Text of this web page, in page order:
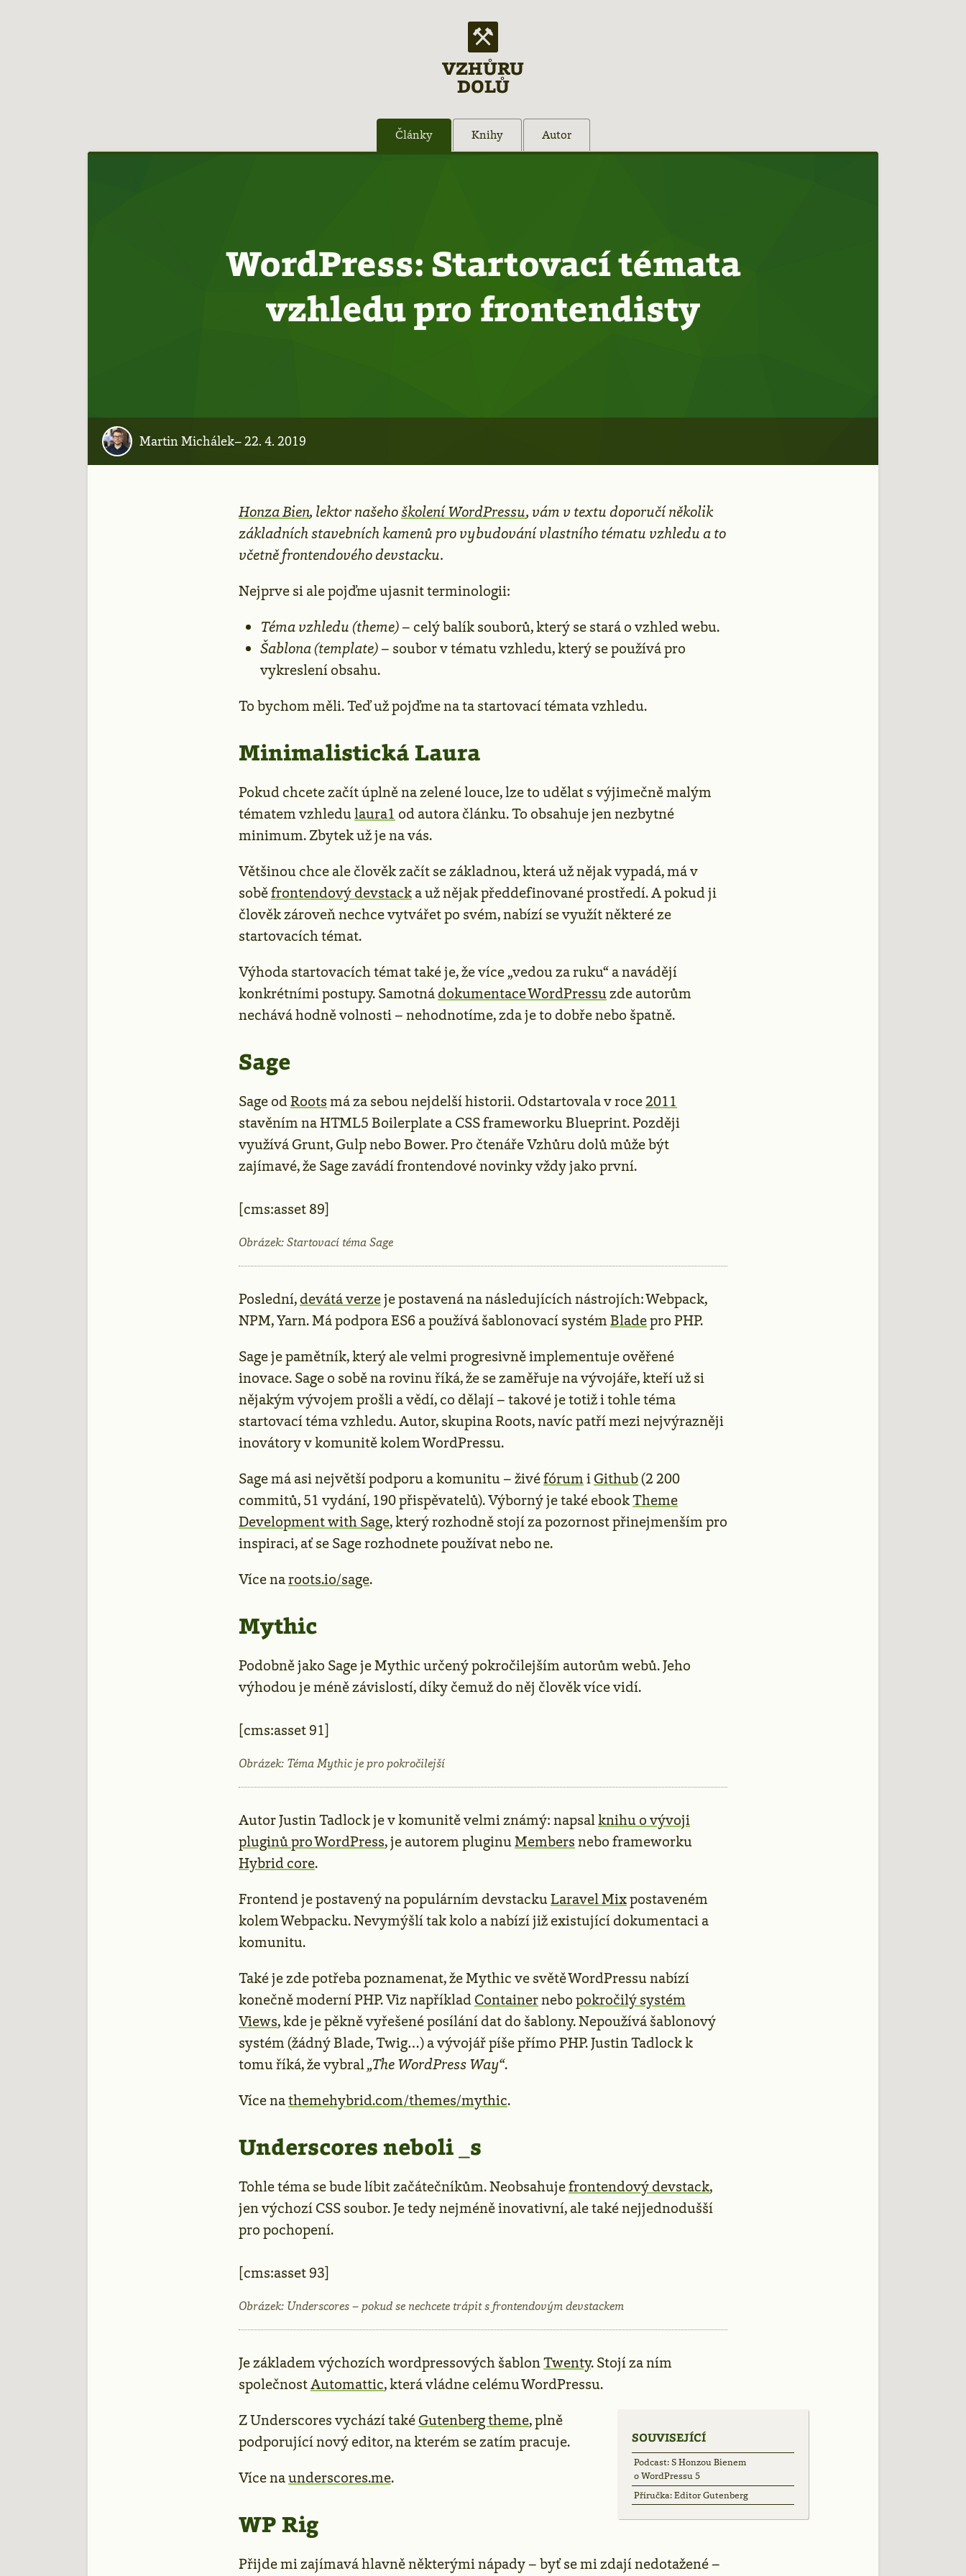
VZHŮRU
DOLŮ
Články Knihy Autor
WordPress: Startovací témata
vzhledu pro frontendisty
Martin Michálek–22. 4. 2019
Honza Bien, lektor našehoškolení WordPressu, vám v textu doporučí několik
základních stavebních kamenů pro vybudování vlastního tématu vzhledu a to
včetně frontendového devstacku.
Nejprve si ale pojďme ujasnit terminologii:
Téma vzhledu (theme)– celý balík souborů, který se stará o vzhled webu.
Šablona (template)– soubor v tématu vzhledu, který se používá pro
vykreslení obsahu.
To bychom měli. Teď už pojďme na ta startovací témata vzhledu.
Minimalistická Laura
Pokud chcete začít úplně na zelené louce, lze to udělat s výjimečně malým
tématem vzhledulaura1 od autora článku. To obsahuje jen nezbytné
minimum. Zbytek už je na vás.
Většinou chce ale člověk začít se základnou, která už nějak vypadá, má v
soběfrontendový devstacka už nějak předdefinované prostředí. A pokud ji
člověk zároveň nechce vytvářet po svém, nabízí se využít některé ze
startovacích témat.
Výhoda startovacích témat také je, že více „vedou za ruku“ a navádějí
konkrétními postupy. Samotnádokumentace WordPressuzde autorům
nechává hodně volnosti – nehodnotíme, zda je to dobře nebo špatně.
Sage
Sage odRootsmá za sebou nejdelší historii. Odstartovala v roce2011
stavěním na HTML5 Boilerplate a CSS frameworku Blueprint. Později
využívá Grunt, Gulp nebo Bower. Pro čtenáře Vzhůru dolů může být
zajímavé, že Sage zavádí frontendové novinky vždy jako první.
[cms:asset 89]
Obrázek: Startovací téma Sage
Poslední,devátá verzeje postavená na následujících nástrojích: Webpack,
NPM, Yarn. Má podpora ES6 a používá šablonovací systémBladepro PHP.
Sage je pamětník, který ale velmi progresivně implementuje ověřené
inovace. Sage o sobě na rovinu říká, že se zaměřuje na vývojáře, kteří už si
nějakým vývojem prošli a vědí, co dělají – takové je totiž i tohle téma
startovací téma vzhledu. Autor, skupina Roots, navíc patří mezi nejvýrazněji
inovátory v komunitě kolem WordPressu.
Sage má asi největší podporu a komunitu – živéfórumiGithub(2 200
commitů, 51 vydání, 190 přispěvatelů). Výborný je také ebookTheme
Development with Sage, který rozhodně stojí za pozornost přinejmenším pro
inspiraci, ať se Sage rozhodnete používat nebo ne.
Více naroots.io/sage.
Mythic
Podobně jako Sage je Mythic určený pokročilejším autorům webů. Jeho
výhodou je méně závislostí, díky čemuž do něj člověk více vidí.
[cms:asset 91]
Obrázek: Téma Mythic je pro pokročilejší
Autor Justin Tadlock je v komunitě velmi známý: napsalknihu o vývoji
pluginů pro WordPress, je autorem pluginuMembersnebo frameworku
Hybrid core.
Frontend je postavený na populárním devstackuLaravel Mixpostaveném
kolem Webpacku. Nevymýšlí tak kolo a nabízí již existující dokumentaci a
komunitu.
Také je zde potřeba poznamenat, že Mythic ve světě WordPressu nabízí
konečně moderní PHP. Viz napříkladContainernebopokročilý systém
Views, kde je pěkně vyřešené posílání dat do šablony. Nepoužívá šablonový
systém (žádný Blade, Twig…) a vývojář píše přímo PHP. Justin Tadlock k
tomu říká, že vybral„The WordPress Way“.
Více nathemehybrid.com/themes/mythic.
Underscores neboli _s
Tohle téma se bude líbit začátečníkům. Neobsahujefrontendový devstack,
jen výchozí CSS soubor. Je tedy nejméně inovativní, ale také nejjednodušší
pro pochopení.
[cms:asset 93]
Obrázek: Underscores – pokud se nechcete trápit s frontendovým devstackem
Je základem výchozích wordpressových šablonTwenty. Stojí za ním
společnostAutomattic, která vládne celému WordPressu.
SOUVISEJÍCÍ
Podcast: S Honzou Bienem
o WordPressu 5
Příručka: Editor Gutenberg
Z Underscores vychází takéGutenberg theme, plně
podporující nový editor, na kterém se zatím pracuje.
Více naunderscores.me.
WP Rig
Přijde mi zajímavá hlavně některými nápady – byť se mi zdají nedotažené –